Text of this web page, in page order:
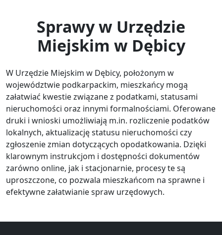
Sprawy w Urzędzie
Miejskim w Dębicy
W Urzędzie Miejskim w Dębicy, położonym w
województwie podkarpackim, mieszkańcy mogą
załatwiać kwestie związane z podatkami, statusami
nieruchomości oraz innymi formalnościami. Oferowane
druki i wnioski umożliwiają m.in. rozliczenie podatków
lokalnych, aktualizację statusu nieruchomości czy
zgłoszenie zmian dotyczących opodatkowania. Dzięki
klarownym instrukcjom i dostępności dokumentów
zarówno online, jak i stacjonarnie, procesy te są
uproszczone, co pozwala mieszkańcom na sprawne i
efektywne załatwianie spraw urzędowych.